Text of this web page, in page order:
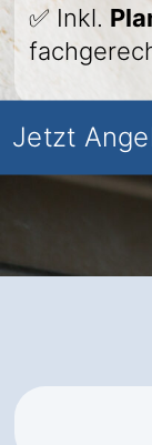
✅ Inkl.
Jetzt